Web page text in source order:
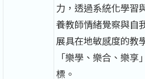
力，透過系統化學習
養教師情緒覺察與自
展具在地敏感度的教
「樂學、樂合、樂享
標。